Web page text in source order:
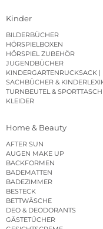
Kinder
BILDERBÜCHER
HÖRSPIELBOXEN
HÖRSPIEL ZUBEHÖR
JUGENDBÜCHER
SACHBÜCHER &
TURNBEUTEL &
KLEIDER
Home & Beauty
AFTER SUN
AUGEN MAKE UP
BACKFORMEN
BADEMATTEN
BADEZIMMER
BESTECK
BETTWÄSCHE
DEO & DEODORANTS
GÄSTETÜCHER